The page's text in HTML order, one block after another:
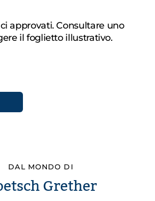
approvati. Consultare uno
il foglietto illustrativo.
DAL MONDO DI
Grether